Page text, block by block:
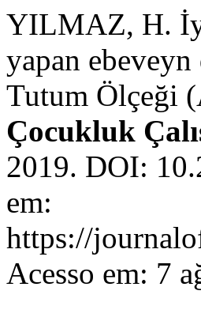
YILMAZ, H.
yapan
Tutum Ölçeği
Çocukluk
2019. DOI:
em:
https://
Acesso em: 7